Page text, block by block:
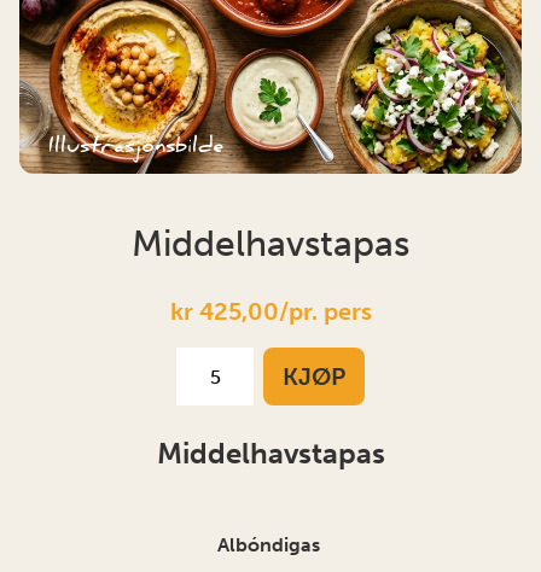
Illustrasjonsbilde
Middelhavstapas
kr 425,00/pr. pers
KJØP
Middelhavstapas
Albóndigas